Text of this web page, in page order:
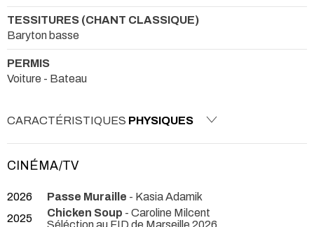
TESSITURES (CHANT CLASSIQUE)
Baryton basse
PERMIS
Voiture - Bateau
CARACTÉRISTIQUES PHYSIQUES
CINÉMA/TV
2026 Passe Muraille - Kasia Adamik
2025
Chicken Soup - Caroline Milcent
Séléction au FID de Marseille 2026